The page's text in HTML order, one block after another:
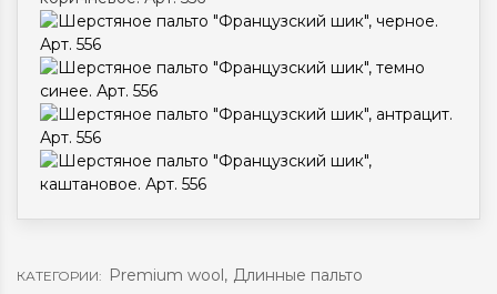
КАТЕГОРИИ: Premium wool, Длинные пальто